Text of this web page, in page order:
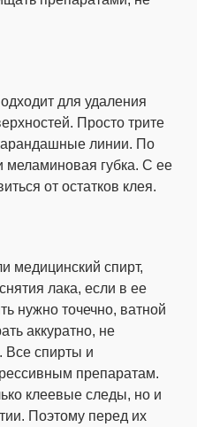
для удаления
Просто трите
линии. По
меламиновая губка. С ее
от остатков клея.
медицинский спирт,
лака, если в ее
нужно точечно, ватной
аккуратно, не
Все спирты и
препаратам.
клеевые следы, но и
Поэтому перед их